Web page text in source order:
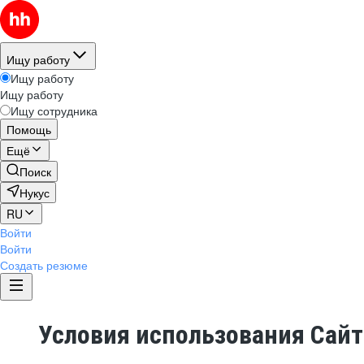
Ищу работу
Ищу работу
Ищу работу
Ищу сотрудника
Помощь
Ещё
Поиск
Нукус
RU
Войти
Войти
Создать резюме
Условия использования